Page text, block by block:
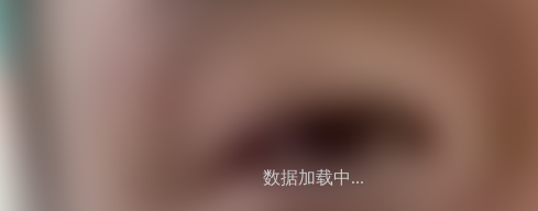
数据加载中...